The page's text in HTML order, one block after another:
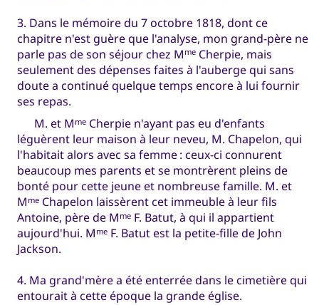
3. Dans le mémoire du 7 octobre 1818, dont ce
chapitre n'est guère que l'analyse, mon grand-père ne
parle pas de son séjour chez M me Cherpie, mais
seulement des dépenses faites à l'auberge qui sans
doute a continué quelque temps encore à lui fournir
ses repas.
M. et M me Cherpie n'ayant pas eu d'enfants
léguèrent leur maison à leur neveu, M. Chapelon, qui
l'habitait alors avec sa femme : ceux-ci connurent
beaucoup mes parents et se montrèrent pleins de
bonté pour cette jeune et nombreuse famille. M. et
M me Chapelon laissèrent cet immeuble à leur fils
Antoine, père de M me F. Batut, à qui il appartient
aujourd'hui. M me F. Batut est la petite-fille de John
Jackson.
4. Ma grand'mère a été enterrée dans le cimetière qui
entourait à cette époque la grande église.